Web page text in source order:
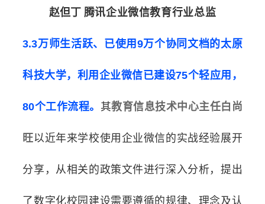
赵但丁 腾讯企业微信教育行业总监
3.3万师生活跃、已使用9万个协同文档的太原
科技大学，利用企业微信已建设75个轻应用，
80个工作流程。 其教育信息技术中心主任白尚
旺以近年来学校使用企业微信的实战经验展开
分享，从相关的政策文件进行深入分析，提出
了数字化校园建设需要遵循的规律、理念及认